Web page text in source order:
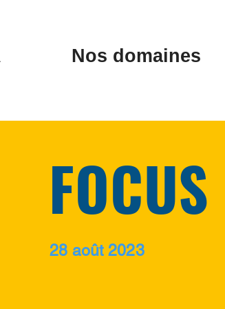
Nos domaines
28 août 2023